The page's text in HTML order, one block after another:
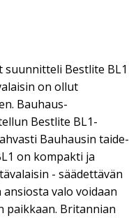
suunnitteli Bestlite BL1
on ollut
Bauhaus-
Bestlite BL1-
Bauhausin taide-
on kompakti ja
- säädettävän
valo voidaan
paikkaan. Britannian